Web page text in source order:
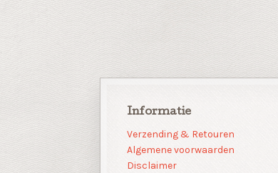
Informatie
Verzending & Retouren
Algemene voorwaarden
Disclaimer